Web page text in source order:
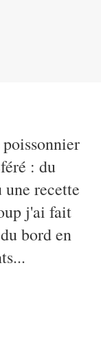
: du
recette
j'ai fait
bord en